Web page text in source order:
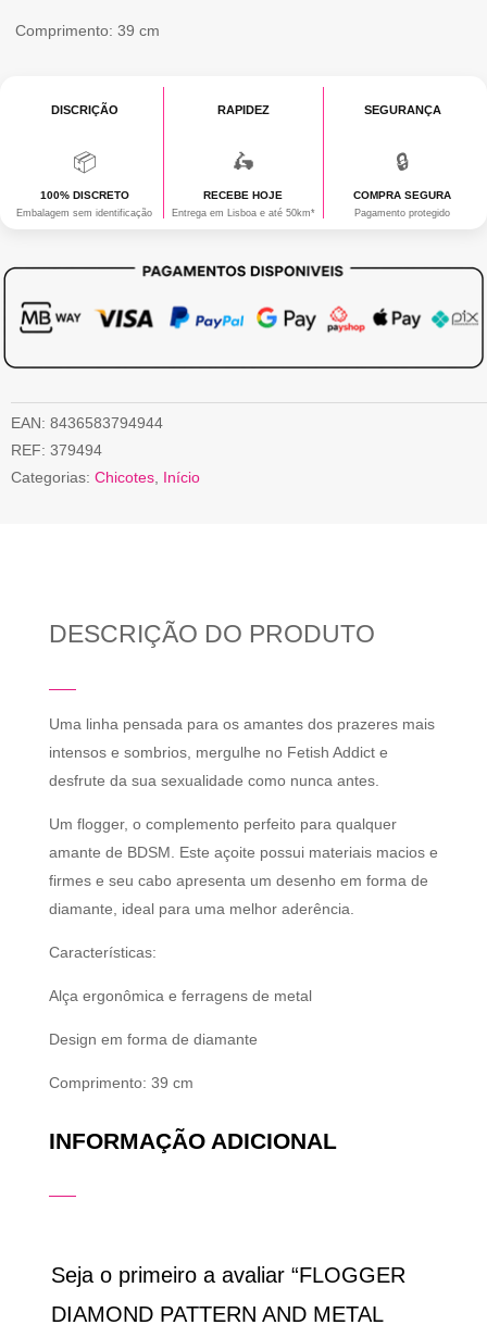
Comprimento: 39 cm
DISCRIÇÃO
📦
100% DISCRETO
Embalagem sem identificação
RAPIDEZ
🛵
RECEBE HOJE
Entrega em Lisboa e até 50km*
SEGURANÇA
🔒
COMPRA SEGURA
Pagamento protegido
EAN: 8436583794944
REF: 379494
Categorias: Chicotes Início
DESCRIÇÃO DO PRODUTO
Uma linha pensada para os amantes dos prazeres mais
intensos e sombrios, mergulhe no Fetish Addict e
desfrute da sua sexualidade como nunca antes.
Um flogger, o complemento perfeito para qualquer
amante de BDSM. Este açoite possui materiais macios e
firmes e seu cabo apresenta um desenho em forma de
diamante, ideal para uma melhor aderência.
Características:
Alça ergonômica e ferragens de metal
Design em forma de diamante
Comprimento: 39 cm
INFORMAÇÃO ADICIONAL
Seja o primeiro a avaliar “FLOGGER
DIAMOND PATTERN AND METAL